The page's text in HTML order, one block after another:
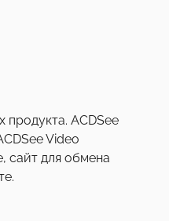
продукта. ACDSee
Video
сайт для обмена